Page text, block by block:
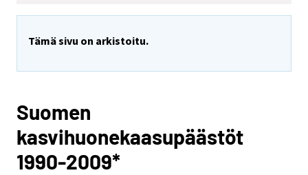
Tämä sivu on arkistoitu.
Suomen
kasvihuonekaasupäästöt
1990-2009*